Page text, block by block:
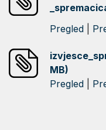
Pregled
MB)
Pregled